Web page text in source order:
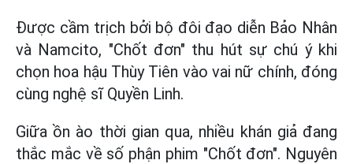
Được cầm trịch bởi bộ đôi đạo diễn Bảo Nhân
và Namcito, "Chốt đơn" thu hút sự chú ý khi
chọn hoa hậu Thùy Tiên vào vai nữ chính, đóng
cùng nghệ sĩ Quyền Linh.
Giữa ồn ào thời gian qua, nhiều khán giả đang
thắc mắc về số phận phim "Chốt đơn". Nguyên